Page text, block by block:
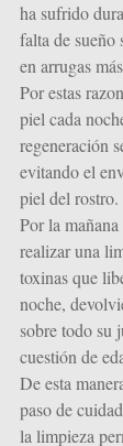
ha sufrido
falta de sueño
en arrugas
Por estas
piel cada
regeneración
evitando el
piel del rostro.
Por la
realizar una
toxinas que
noche,
sobre todo su
cuestión de
De esta
paso de
la limpieza